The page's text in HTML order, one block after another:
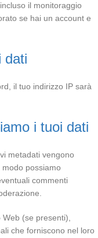
il monitoraggio
se hai un account e
dati
il tuo indirizzo IP sarà
i tuoi dati
metadati vengono
possiamo
commenti
(se presenti),
che forniscono nel loro